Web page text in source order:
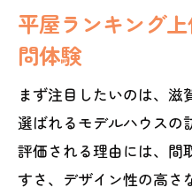
平屋ランキング
問体験
まず注目したいのは、滋
選ばれるモデルハウスの
評価される理由には、間
すさ、デザイン性の高さ